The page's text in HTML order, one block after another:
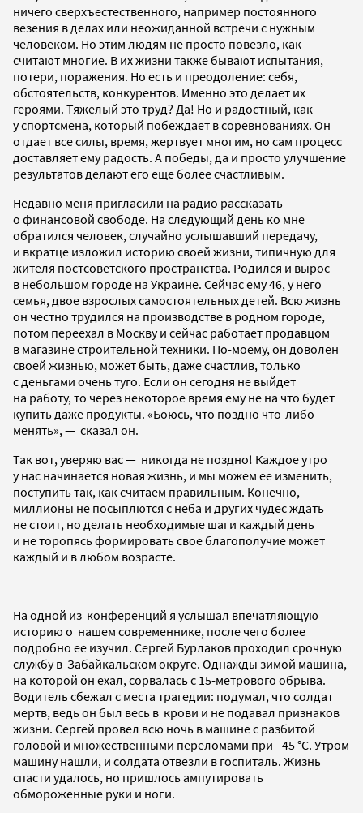
ничего сверхъестественного, например постоянного
везения в делах или неожиданной встречи с нужным
человеком. Но этим людям не просто повезло, как
считают многие. В их жизни также бывают испытания,
потери, поражения. Но есть и преодоление: себя,
обстоятельств, конкурентов. Именно это делает их
героями. Тяжелый это труд? Да! Но и радостный, как
у спортсмена, который побеждает в соревнованиях. Он
отдает все силы, время, жертвует многим, но сам процесс
доставляет ему радость. А победы, да и просто улучшение
результатов делают его еще более счастливым.
Недавно меня пригласили на радио рассказать
о финансовой свободе. На следующий день ко мне
обратился человек, случайно услышавший передачу,
и вкратце изложил историю своей жизни, типичную для
жителя постсоветского пространства. Родился и вырос
в небольшом городе на Украине. Сейчас ему 46, у него
семья, двое взрослых самостоятельных детей. Всю жизнь
он честно трудился на производстве в родном городе,
потом переехал в Москву и сейчас работает продавцом
в магазине строительной техники. По-моему, он доволен
своей жизнью, может быть, даже счастлив, только
с деньгами очень туго. Если он сегодня не выйдет
на работу, то через некоторое время ему не на что будет
купить даже продукты. «Боюсь, что поздно что-либо
менять», — сказал он.
Так вот, уверяю вас — никогда не поздно! Каждое утро
у нас начинается новая жизнь, и мы можем ее изменить,
поступить так, как считаем правильным. Конечно,
миллионы не посыплются с неба и других чудес ждать
не стоит, но делать необходимые шаги каждый день
и не торопясь формировать свое благополучие может
каждый и в любом возрасте.
На одной из конференций я услышал впечатляющую
историю о нашем современнике, после чего более
подробно ее изучил. Сергей Бурлаков проходил срочную
службу в Забайкальском округе. Однажды зимой машина,
на которой он ехал, сорвалась с 15-метрового обрыва.
Водитель сбежал с места трагедии: подумал, что солдат
мертв, ведь он был весь в крови и не подавал признаков
жизни. Сергей провел всю ночь в машине с разбитой
головой и множественными переломами при –45 °C. Утром
машину нашли, и солдата отвезли в госпиталь. Жизнь
спасти удалось, но пришлось ампутировать
обмороженные руки и ноги.